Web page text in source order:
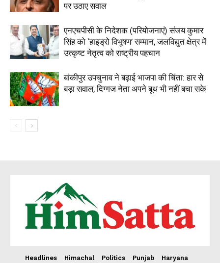
पर उठाए सवाल
एनएचपीसी के निदेशक (परियोजनाएं) संजय कुमार
सिंह को ‘हाइड्रो विभूषण’ सम्मान, जलविद्युत क्षेत्र में
उत्कृष्ट नेतृत्व को राष्ट्रीय पहचान
बांकीपुर उपचुनाव ने बढ़ाई भाजपा की चिंता: हार से
बड़ा सवाल, दिग्गज नेता अपने बूथ भी नहीं बचा सके
Headlines Himachal Politics Punjab
Haryana